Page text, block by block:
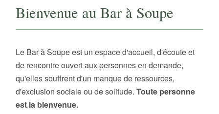
Bienvenue au Bar à Soupe
Le Bar à Soupe est un espace d'accueil, d'écoute et
de rencontre ouvert aux personnes en demande,
qu'elles souffrent d'un manque de ressources,
d'exclusion sociale ou de solitude. Toute personne
est la bienvenue.